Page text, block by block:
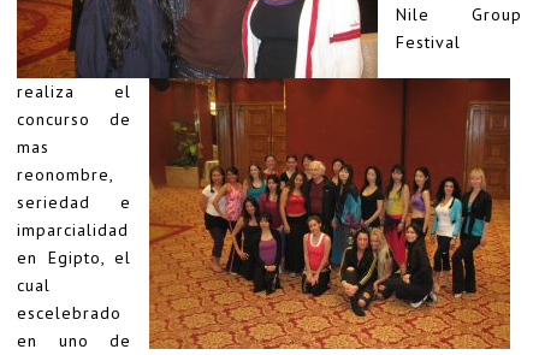
Nile Group
Festival
realiza el
concurso de
mas
reonombre,
seriedad e
imparcialidad
en Egipto, el
cual
escelebrado
en uno de